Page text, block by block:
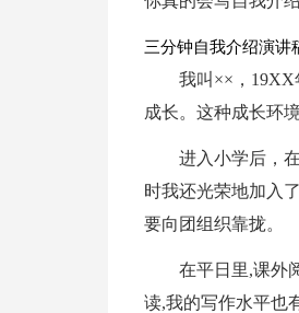
三分钟自我介绍演讲
我叫××，
成长。这种成长环
进入小学后，
时我还光荣地加入
要向团组织靠拢。
在平日里,课外
读,我的写作水平也